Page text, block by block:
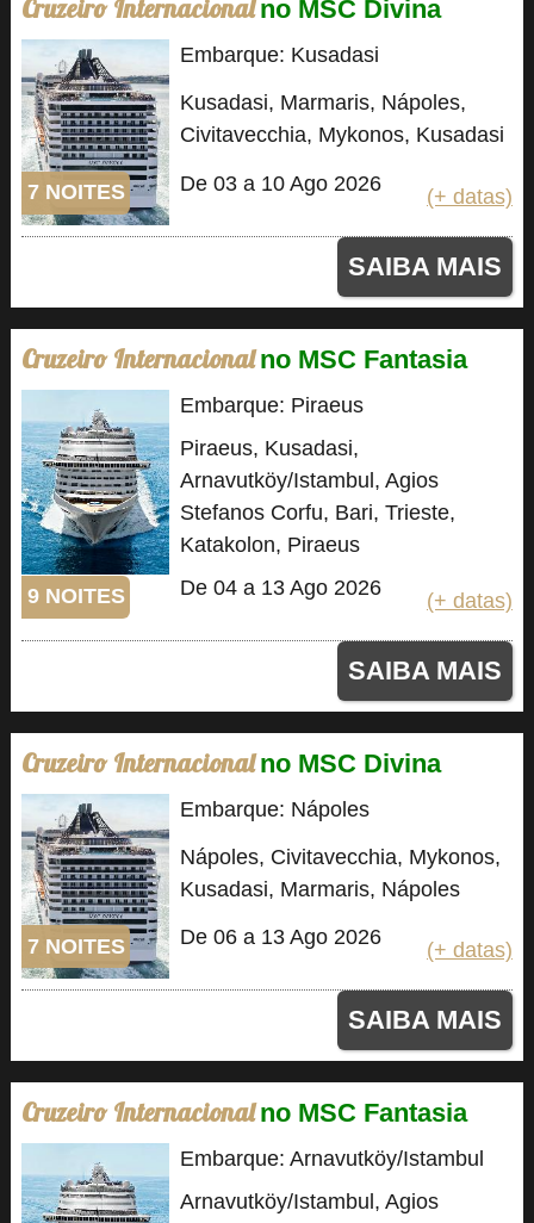
Cruzeiro Internacional no MSC Divina
7 NOITES
Embarque: Kusadasi
Kusadasi, Marmaris, Nápoles,
Civitavecchia, Mykonos, Kusadasi
De 03 a 10 Ago 2026
(+ datas)
SAIBA MAIS
Cruzeiro Internacional no MSC Fantasia
9 NOITES
Embarque: Piraeus
Piraeus, Kusadasi,
Arnavutköy/Istambul, Agios
Stefanos Corfu, Bari, Trieste,
Katakolon, Piraeus
De 04 a 13 Ago 2026
(+ datas)
SAIBA MAIS
Cruzeiro Internacional no MSC Divina
7 NOITES
Embarque: Nápoles
Nápoles, Civitavecchia, Mykonos,
Kusadasi, Marmaris, Nápoles
De 06 a 13 Ago 2026
(+ datas)
SAIBA MAIS
Cruzeiro Internacional no MSC Fantasia
Embarque: Arnavutköy/Istambul
Arnavutköy/Istambul, Agios